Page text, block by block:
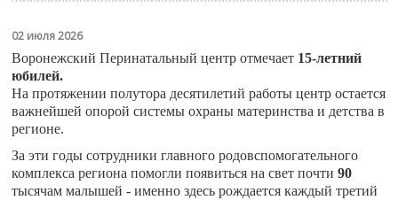
02 июля 2026
Воронежский Перинатальный центр отмечает15-летний
юбилей.
На протяжении полутора десятилетий работы центр остается
важнейшей опорой системы охраны материнства и детства в
регионе.
За эти годы сотрудники главного родовспомогательного
комплекса региона помогли появиться на свет почти 90
тысячам малышей - именно здесь рождается каждый третий